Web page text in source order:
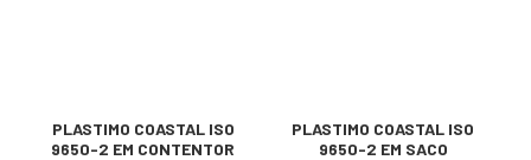
PLASTIMO COASTAL ISO
9650-2 EM CONTENTOR
PLASTIMO COASTAL ISO
9650-2 EM SACO